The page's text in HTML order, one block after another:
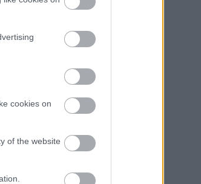
cookies on
of the website